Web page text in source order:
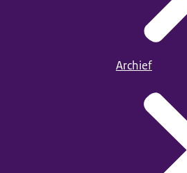
Archief